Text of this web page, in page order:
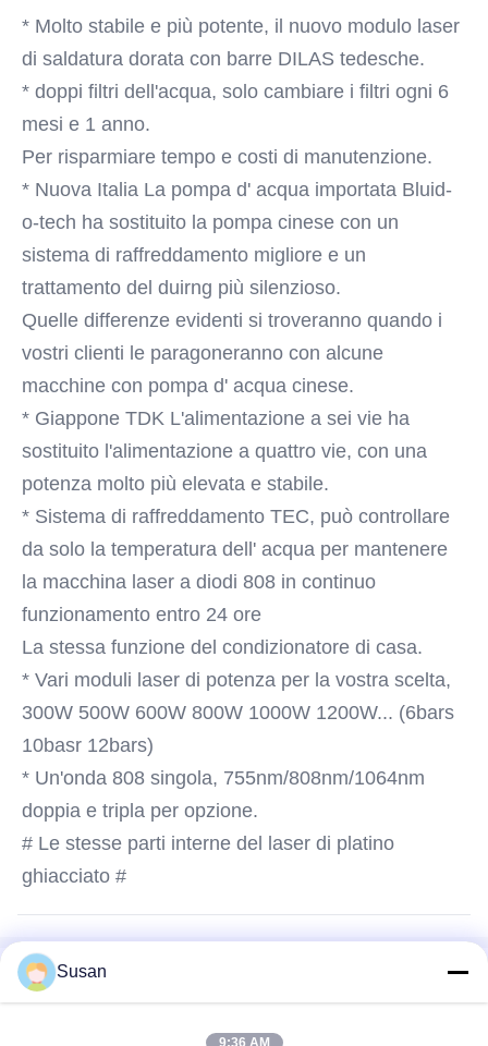
* Molto stabile e più potente, il nuovo modulo laser
di saldatura dorata con barre DILAS tedesche.
* doppi filtri dell'acqua, solo cambiare i filtri ogni 6
mesi e 1 anno.
Per risparmiare tempo e costi di manutenzione.
* Nuova Italia La pompa d' acqua importata Bluid-
o-tech ha sostituito la pompa cinese con un
sistema di raffreddamento migliore e un
trattamento del duirng più silenzioso.
Quelle differenze evidenti si troveranno quando i
vostri clienti le paragoneranno con alcune
macchine con pompa d' acqua cinese.
* Giappone TDK L'alimentazione a sei vie ha
sostituito l'alimentazione a quattro vie, con una
potenza molto più elevata e stabile.
* Sistema di raffreddamento TEC, può controllare
da solo la temperatura dell' acqua per mantenere
la macchina laser a diodi 808 in continuo
funzionamento entro 24 ore
La stessa funzione del condizionatore di casa.
* Vari moduli laser di potenza per la vostra scelta,
300W 500W 600W 800W 1000W 1200W... (6bars
10basr 12bars)
* Un'onda 808 singola, 755nm/808nm/1064nm
doppia e tripla per opzione.
# Le stesse parti interne del laser di platino
ghiacciato #
Tag:
Susan
9:36 AM